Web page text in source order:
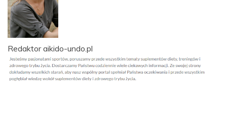
Redaktor aikido-undo.pl